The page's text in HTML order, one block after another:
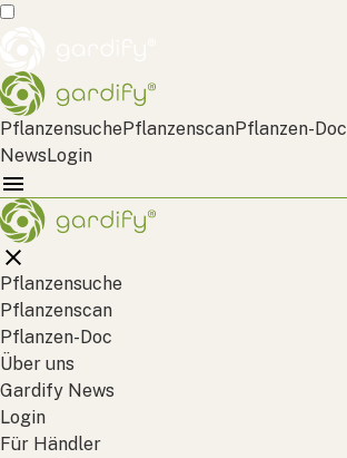
PflanzensuchePflanzenscanPflanzen-Doc
NewsLogin
Pflanzensuche
Pflanzenscan
Pflanzen-Doc
Über uns
Gardify News
Login
Für Händler